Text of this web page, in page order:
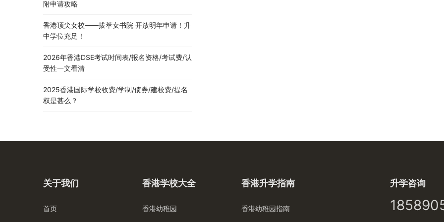
附申请攻略
香港顶尖女校——拔萃女书院 开放明年申请！升
中学位充足！
2026年香港DSE考试时间表/报名资格/考试费/认
受性一文看清
2025香港国际学校收费/学制/债券/建校费/提名
权是甚么？
关于我们
首页
香港学校大全
香港幼稚园
香港升学指南
香港幼稚园指南
升学咨询